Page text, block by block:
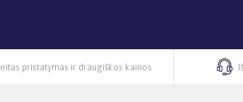
pristatymas ir draugiškos kainos